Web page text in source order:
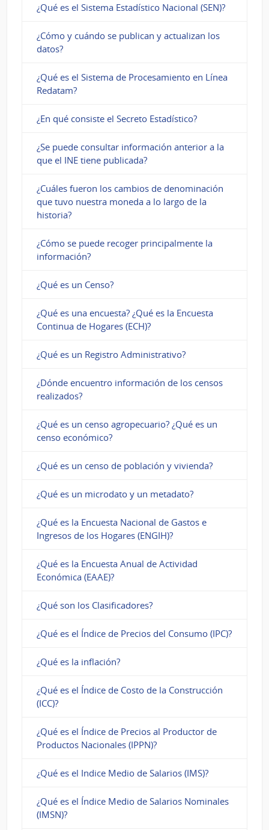
¿Qué es el Sistema Estadístico Nacional (SEN)?
¿Cómo y cuándo se publican y actualizan los
datos?
¿Qué es el Sistema de Procesamiento en Línea
Redatam?
¿En qué consiste el Secreto Estadístico?
¿Se puede consultar información anterior a la
que el INE tiene publicada?
¿Cuáles fueron los cambios de denominación
que tuvo nuestra moneda a lo largo de la
historia?
¿Cómo se puede recoger principalmente la
información?
¿Qué es un Censo?
¿Qué es una encuesta? ¿Qué es la Encuesta
Continua de Hogares (ECH)?
¿Qué es un Registro Administrativo?
¿Dónde encuentro información de los censos
realizados?
¿Qué es un censo agropecuario? ¿Qué es un
censo económico?
¿Qué es un censo de población y vivienda?
¿Qué es un microdato y un metadato?
¿Qué es la Encuesta Nacional de Gastos e
Ingresos de los Hogares (ENGIH)?
¿Qué es la Encuesta Anual de Actividad
Económica (EAAE)?
¿Qué son los Clasificadores?
¿Qué es el Índice de Precios del Consumo (IPC)?
¿Qué es la inflación?
¿Qué es el Índice de Costo de la Construcción
(ICC)?
¿Qué es el Índice de Precios al Productor de
Productos Nacionales (IPPN)?
¿Qué es el Indice Medio de Salarios (IMS)?
¿Qué es el Índice Medio de Salarios Nominales
(IMSN)?